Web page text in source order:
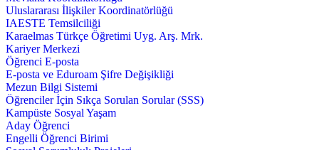
Uluslararası İlişkiler Koordinatörlüğü
IAESTE Temsilciliği
Karaelmas Türkçe Öğretimi Uyg. Arş. Mrk.
Kariyer Merkezi
Öğrenci E-posta
E-posta ve Eduroam Şifre Değişikliği
Mezun Bilgi Sistemi
Öğrenciler İçin Sıkça Sorulan Sorular (SSS)
Kampüste Sosyal Yaşam
Aday Öğrenci
Engelli Öğrenci Birimi